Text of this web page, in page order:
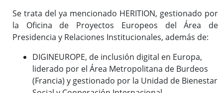
Se trata del ya mencionado HERITION, gestionado por
la Oficina de Proyectos Europeos del Área de
Presidencia y Relaciones Institucionales, además de:
DIGINEUROPE, de inclusión digital en Europa,
liderado por el Área Metropolitana de Burdeos
(Francia) y gestionado por la Unidad de Bienestar